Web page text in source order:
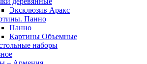
Эксклюзив Аракс
Панно
Панно
Картины Объемные
наборы